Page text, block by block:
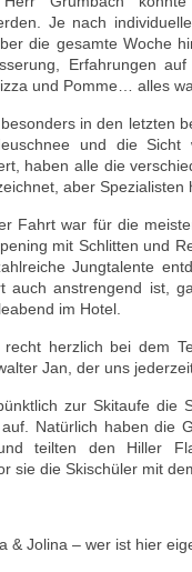
Je nach
die gesamte Woche
Erfahrungen
und Pomme… alles
in den letzten
und die
haben alle die
aber
Fahrt war für die
mit Schlitten und
Jungtalente
auch anstrengend ist,
im Hotel.
herzlich bei dem
Jan, der uns
zur Skitaufe die
Natürlich haben die
teilten den Hiller
sie die Skischüler mit
– wer ist hier